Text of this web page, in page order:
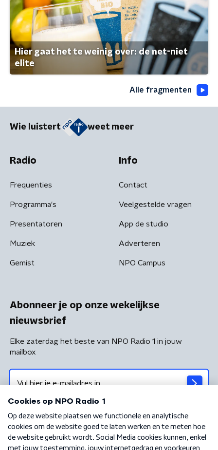
Hier gaat het te weinig over: de net-niet
elite
Alle fragmenten
Wie luistert weet meer
Radio
Frequenties
Programma's
Presentatoren
Muziek
Gemist
Info
Contact
Veelgestelde vragen
App de studio
Adverteren
NPO Campus
Abonneer je op onze wekelijkse
nieuwsbrief
Elke zaterdag het beste van NPO Radio 1 in jouw
mailbox
Algemene voorwaarden Privacybeleid